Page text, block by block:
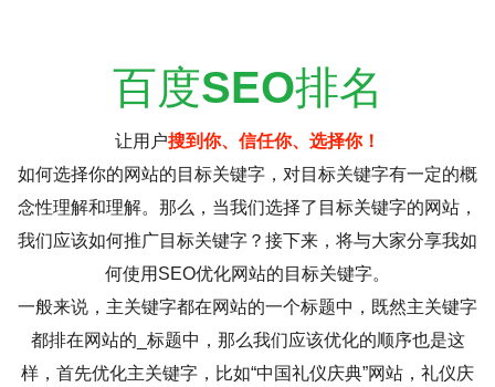
百度SEO排名
让用户搜到你、信任你、选择你！
如何选择你的网站的目标关键字，对目标关键字有一定的概
念性理解和理解。那么，当我们选择了目标关键字的网站，
我们应该如何推广目标关键字？接下来，将与大家分享我如
何使用SEO优化网站的目标关键字。
一般来说，主关键字都在网站的一个标题中，既然主关键字
都排在网站的_标题中，那么我们应该优化的顺序也是这
样，首先优化主关键字，比如“中国礼仪庆典”网站，礼仪庆